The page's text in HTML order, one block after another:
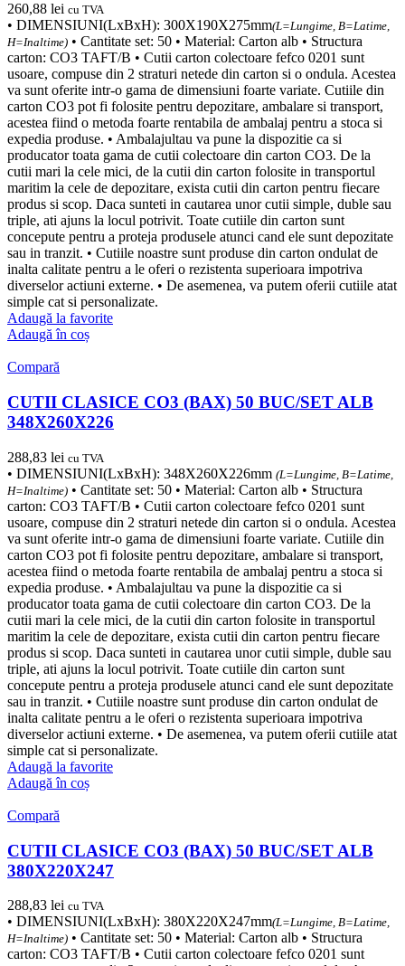
260,88 lei cu TVA
• DIMENSIUNI(LxBxH): 300X190X275mm(L=Lungime, B=Latime,
H=Inaltime) • Cantitate set: 50 • Material: Carton alb • Structura
carton: CO3 TAFT/B • Cutii carton colectoare fefco 0201 sunt
usoare, compuse din 2 straturi netede din carton si o ondula. Acestea
va sunt oferite intr-o gama de dimensiuni foarte variate. Cutiile din
carton CO3 pot fi folosite pentru depozitare, ambalare si transport,
acestea fiind o metoda foarte rentabila de ambalaj pentru a stoca si
expedia produse. • Ambalajultau va pune la dispozitie ca si
producator toata gama de cutii colectoare din carton CO3. De la
cutii mari la cele mici, de la cutii din carton folosite in transportul
maritim la cele de depozitare, exista cutii din carton pentru fiecare
produs si scop. Daca sunteti in cautarea unor cutii simple, duble sau
triple, ati ajuns la locul potrivit. Toate cutiile din carton sunt
concepute pentru a proteja produsele atunci cand ele sunt depozitate
sau in tranzit. • Cutiile noastre sunt produse din carton ondulat de
inalta calitate pentru a le oferi o rezistenta superioara impotriva
diverselor actiuni externe. • De asemenea, va putem oferii cutiile atat
simple cat si personalizate.
Adaugă la favorite
Adaugă în coș
Compară
CUTII CLASICE CO3 (BAX) 50 BUC/SET ALB
348X260X226
288,83 lei cu TVA
• DIMENSIUNI(LxBxH): 348X260X226mm (L=Lungime, B=Latime,
H=Inaltime) • Cantitate set: 50 • Material: Carton alb • Structura
carton: CO3 TAFT/B • Cutii carton colectoare fefco 0201 sunt
usoare, compuse din 2 straturi netede din carton si o ondula. Acestea
va sunt oferite intr-o gama de dimensiuni foarte variate. Cutiile din
carton CO3 pot fi folosite pentru depozitare, ambalare si transport,
acestea fiind o metoda foarte rentabila de ambalaj pentru a stoca si
expedia produse. • Ambalajultau va pune la dispozitie ca si
producator toata gama de cutii colectoare din carton CO3. De la
cutii mari la cele mici, de la cutii din carton folosite in transportul
maritim la cele de depozitare, exista cutii din carton pentru fiecare
produs si scop. Daca sunteti in cautarea unor cutii simple, duble sau
triple, ati ajuns la locul potrivit. Toate cutiile din carton sunt
concepute pentru a proteja produsele atunci cand ele sunt depozitate
sau in tranzit. • Cutiile noastre sunt produse din carton ondulat de
inalta calitate pentru a le oferi o rezistenta superioara impotriva
diverselor actiuni externe. • De asemenea, va putem oferii cutiile atat
simple cat si personalizate.
Adaugă la favorite
Adaugă în coș
Compară
CUTII CLASICE CO3 (BAX) 50 BUC/SET ALB
380X220X247
288,83 lei cu TVA
• DIMENSIUNI(LxBxH): 380X220X247mm(L=Lungime, B=Latime,
H=Inaltime) • Cantitate set: 50 • Material: Carton alb • Structura
carton: CO3 TAFT/B • Cutii carton colectoare fefco 0201 sunt